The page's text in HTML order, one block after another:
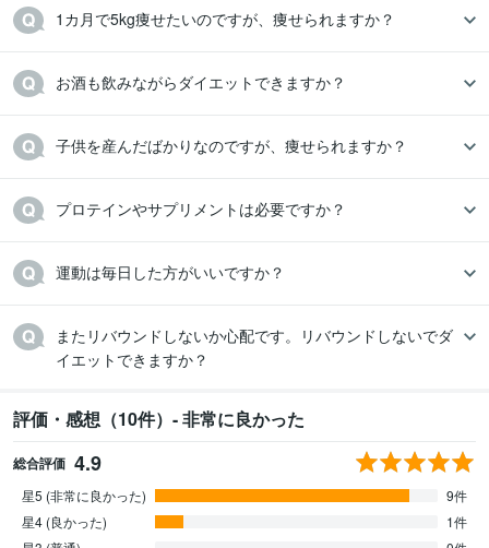
1カ月で5kg痩せたいのですが、痩せられますか？
お酒も飲みながらダイエットできますか？
子供を産んだばかりなのですが、痩せられますか？
プロテインやサプリメントは必要ですか？
運動は毎日した方がいいですか？
またリバウンドしないか心配です。リバウンドしないでダ
評価・感想（10件）- 非常に良かった
総合評価 4.9
星5 (非常に良かった)
9件
星4 (良かった)
1件